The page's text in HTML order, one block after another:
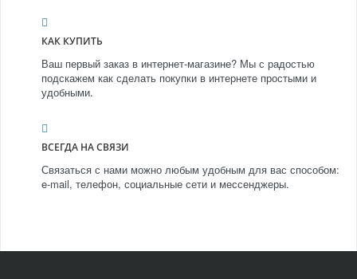
КАК КУПИТЬ
Ваш первый заказ в интернет-магазине? Мы с радостью
подскажем как сделать покупки в интернете простыми и
удобными.
ВСЕГДА НА СВЯЗИ
Связаться с нами можно любым удобным для вас способом:
e-mail, телефон, социальные сети и мессенджеры.